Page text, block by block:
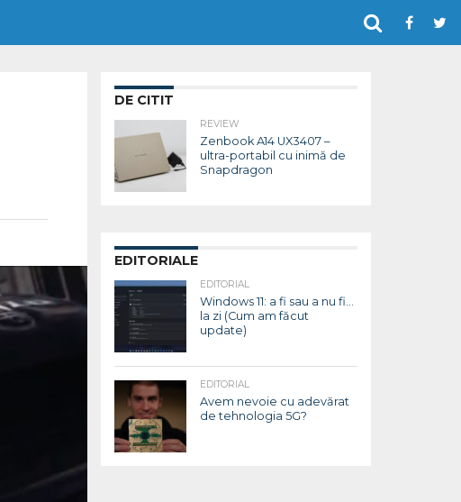
DE CITIT
REVIEW
Zenbook A14 UX3407 –
ultra-portabil cu inimă de
Snapdragon
EDITORIALE
EDITORIAL
Windows 11: a fi sau a nu fi…
la zi (Cum am făcut
update)
EDITORIAL
Avem nevoie cu adevărat
de tehnologia 5G?